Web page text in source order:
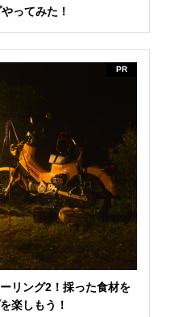
ってみた！
PR
リング2！採った食材を
楽しもう！